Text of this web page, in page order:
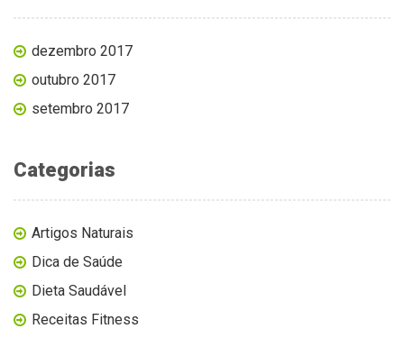
dezembro 2017
outubro 2017
setembro 2017
Categorias
Artigos Naturais
Dica de Saúde
Dieta Saudável
Receitas Fitness